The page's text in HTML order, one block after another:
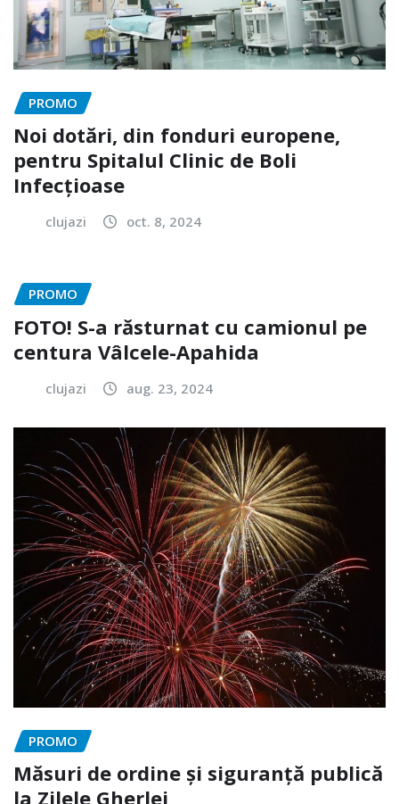
PROMO
Noi dotări, din fonduri europene,
pentru Spitalul Clinic de Boli
Infecțioase
clujazi oct. 8, 2024
PROMO
FOTO! S-a răsturnat cu camionul pe
centura Vâlcele-Apahida
clujazi aug. 23, 2024
PROMO
Măsuri de ordine și siguranță publică
la Zilele Gherlei